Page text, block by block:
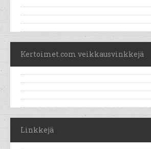
Kertoimet.com veikkausvinkkejä
Linkkejä